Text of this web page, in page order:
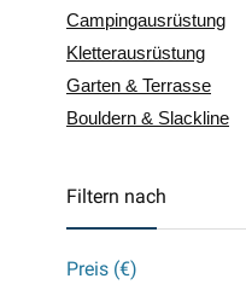
Campingausrüstung
Kletterausrüstung
Garten & Terrasse
Bouldern & Slackline
Filtern nach
Preis (€)